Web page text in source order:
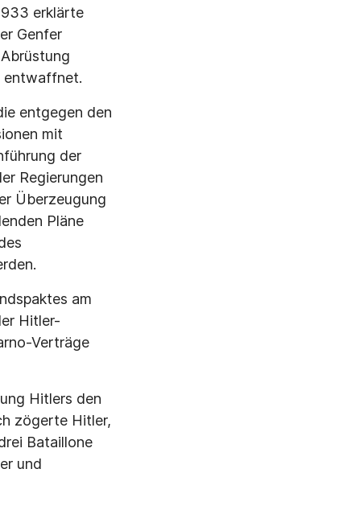
erklärte
Genfer
entwaffnet.
entgegen den
mit
der
Regierungen
Überzeugung
Pläne
am
Hitler-
Verträge
Hitlers den
zögerte Hitler,
Bataillone
und